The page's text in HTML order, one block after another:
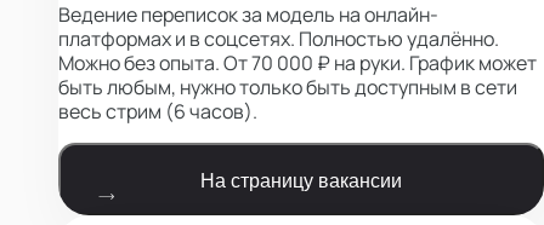
Ведение переписок за модель на онлайн-
платформах и в соцсетях. Полностью удалённо.
Можно без опыта. От 70 000 ₽ на руки. График может
быть любым, нужно только быть доступным в сети
весь стрим (6 часов).
На страницу вакансии